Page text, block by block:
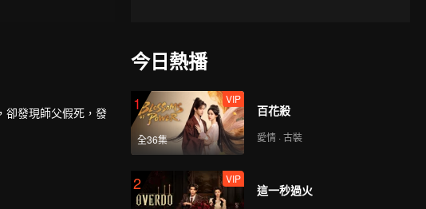
卻發現師父假死，發
今日熱播
1
全36集
VIP
百花殺
愛情 · 古裝
2 VIP
這一秒過火